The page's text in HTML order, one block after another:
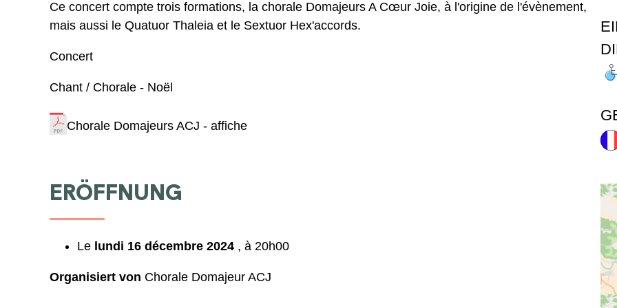
Ce concert compte trois formations, la chorale Domajeurs A Cœur Joie, à l'origine de l'évènement,
mais aussi le Quatuor Thaleia et le Sextuor Hex'accords.
Concert
Chant / Chorale - Noël
Chorale Domajeurs ACJ - affiche
ERÖFFNUNG
Le lundi 16 décembre 2024 , à 20h00
Organisiert von Chorale Domajeur ACJ